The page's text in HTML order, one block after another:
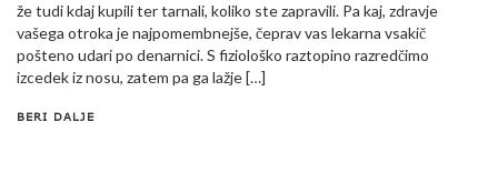
že tudi kdaj kupili ter tarnali, koliko ste zapravili. Pa kaj, zdravje
vašega otroka je najpomembnejše, čeprav vas lekarna vsakič
pošteno udari po denarnici. S fiziološko raztopino razredčimo
izcedek iz nosu, zatem pa ga lažje […]
BERI DALJE